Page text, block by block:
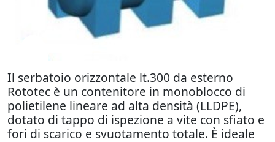
Il serbatoio orizzontale lt.300 da esterno
Rototec è un contenitore in monoblocco di
polietilene lineare ad alta densità (LLDPE),
dotato di tappo di ispezione a vite con sfiato e
fori di scarico e svuotamento totale. È ideale